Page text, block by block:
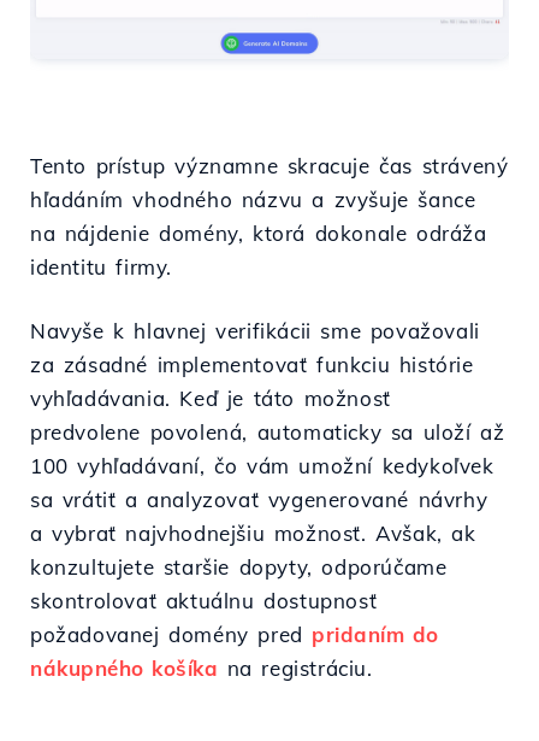
Tento prístup významne skracuje čas strávený
hľadáním vhodného názvu a zvyšuje šance
na nájdenie domény, ktorá dokonale odráža
identitu firmy.
Navyše k hlavnej verifikácii sme považovali
za zásadné implementovať funkciu histórie
vyhľadávania. Keď je táto možnosť
predvolene povolená, automaticky sa uloží až
100 vyhľadávaní, čo vám umožní kedykoľvek
sa vrátiť a analyzovať vygenerované návrhy
a vybrať najvhodnejšiu možnosť. Avšak, ak
konzultujete staršie dopyty, odporúčame
skontrolovať aktuálnu dostupnosť
požadovanej domény pred pridaním do
nákupného košíka na registráciu.